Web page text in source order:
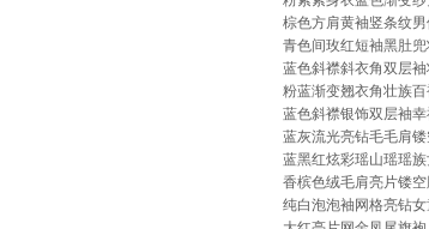
棕色方肩黄袖竖条纹
青色间玫红短袖黑肚
蓝色斜襟斜衣角双层
粉蓝渐变翘衣角壮族
蓝色斜襟银饰双层袖
蓝灰流光亮钻毛毛肩
蓝黑红炫彩瑶山瑶瑶
香槟色绒毛肩亮片镂
纯白泡泡袖网格亮钻女